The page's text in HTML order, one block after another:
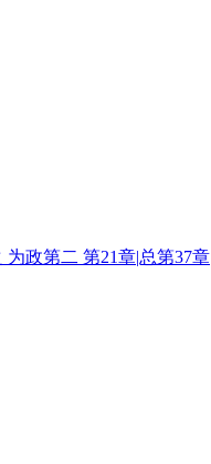
为政第二 第21章|总第37章